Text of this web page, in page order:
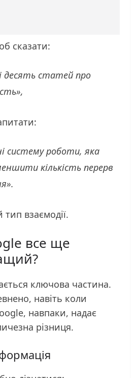
сказати:
десять статей про
систему роботи, яка
кількість перерв
взаємодії.
все ще
ключова частина.
навіть коли
навпаки, надає
різниця.